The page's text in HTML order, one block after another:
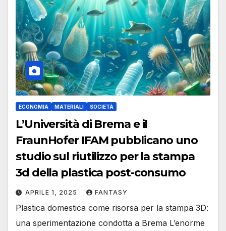
ECONOMIA MATERIALI SOCIETÀ
L’Università di Brema e il
FraunHofer IFAM pubblicano uno
studio sul riutilizzo per la stampa
3d della plastica post-consumo
APRILE 1, 2025 FANTASY
Plastica domestica come risorsa per la stampa 3D:
una sperimentazione condotta a Brema L’enorme